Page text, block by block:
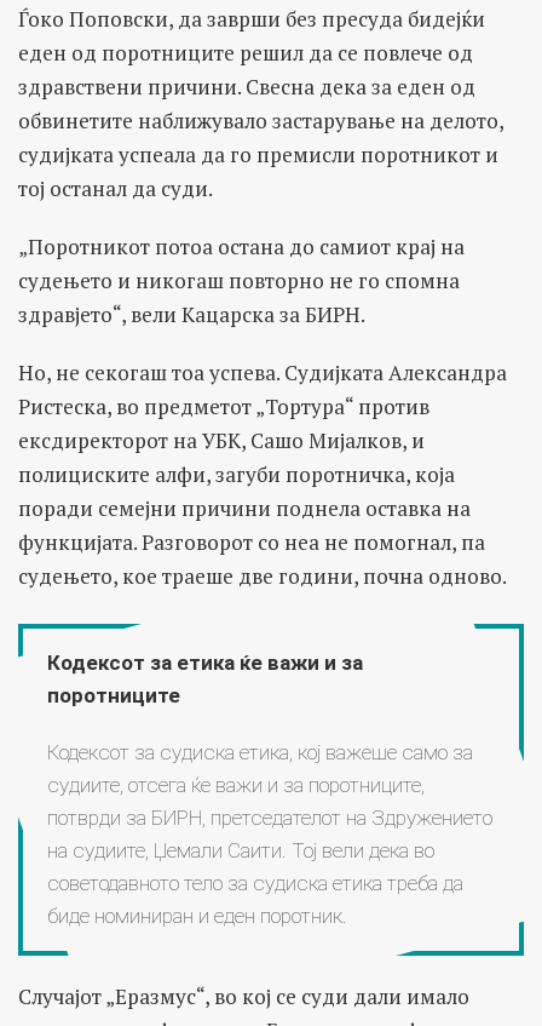
Ѓоко Поповски, да заврши без пресуда бидејќи
еден од поротниците решил да се повлече од
здравствени причини. Свесна дека за еден од
обвинетите наближувало застарување на делото,
судијката успеала да го премисли поротникот и
тој останал да суди.
„Поротникот потоа остана до самиот крај на
судењето и никогаш повторно не го спомна
здравјето“, вели Кацарска за БИРН.
Но, не секогаш тоа успева. Судијката Александра
Ристеска, во предметот „Тортура“ против
ексдиректорот на УБК, Сашо Мијалков, и
полициските алфи, загуби поротничка, која
поради семејни причини поднела оставка на
функцијата. Разговорот со неа не помогнал, па
судењето, кое траеше две години, почна одново.
Кодексот за етика ќе важи и за
поротниците
Кодексот за судиска етика, кој важеше само за
судиите, отсега ќе важи и за поротниците,
потврди за БИРН, претседателот на Здружението
на судиите, Џемали Саити. Тој вели дека во
советодавното тело за судиска етика треба да
биде номиниран и еден поротник.
Случајот „Еразмус“, во кој се суди дали имало